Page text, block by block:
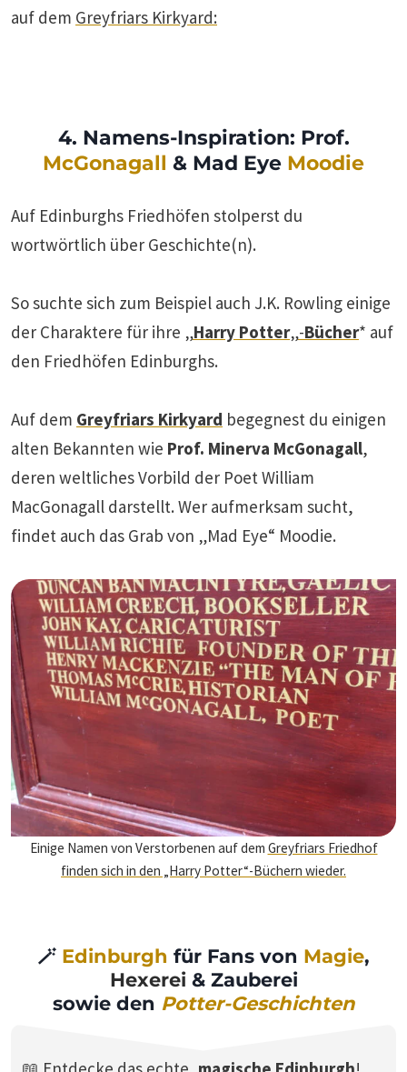
auf dem Greyfriars Kirkyard:
4. Namens-Inspiration: Prof.
McGonagall & Mad Eye Moodie
Auf Edinburghs Friedhöfen stolperst du
wortwörtlich über Geschichte(n).
So suchte sich zum Beispiel auch J.K. Rowling einige
der Charaktere für ihre „Harry Potter„-Bücher* auf
den Friedhöfen Edinburghs.
Auf dem Greyfriars Kirkyard begegnest du einigen
alten Bekannten wie Prof. Minerva McGonagall,
deren weltliches Vorbild der Poet William
MacGonagall darstellt. Wer aufmerksam sucht,
findet auch das Grab von „Mad Eye“ Moodie.
Einige Namen von Verstorbenen auf dem Greyfriars Friedhof
finden sich in den „Harry Potter“-Büchern wieder.
🪄 Edinburgh für Fans von Magie,
Hexerei& Zauberei
sowie den Potter-Geschichten